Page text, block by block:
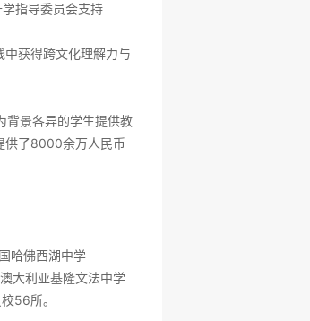
指导委员会支持
获得跨文化理解力与
背景各异的学生提供教
供了8000余万人民币
哈佛西湖中学
大利亚基隆文法中学
56所。